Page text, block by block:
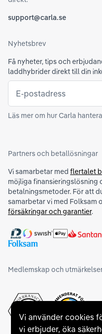
Vi använder cookies
vi erbjuder, öka
support@carla.se
Nyhetsbrev
Få nyheter, tips och
laddhybrider direkt till din
E-postadress
Läs mer om hur Carla
Partners och betallösningar
Vi samarbetar med flertalet
möjliga finansieringslösning
betalningsmetoder. För att
samarbetar vi med
försäkringar och garantier.
Medlemskap och